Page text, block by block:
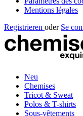
Mentions légales
Registrieren oder Se
Neu
Chemises
Tricot & Sweat
Polos & T-shirts
Sous-vêtements